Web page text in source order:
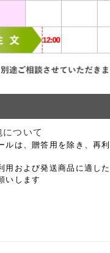
ついて
ルは、贈答用を除き、再
用および発送商品に適し
いします